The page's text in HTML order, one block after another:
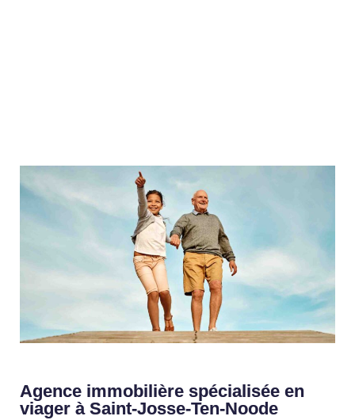
Agence immobilière spécialisée en
viager à Saint-Josse-Ten-Noode